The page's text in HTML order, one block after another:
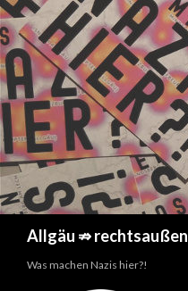
Allgäu ⇏ rechtsaußen
Was machen Nazis hier?!